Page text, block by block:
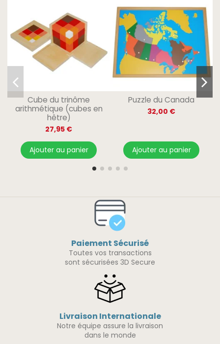
Cube du trinôme
arithmétique (cubes en
hêtre)
27,95 €
Ajouter au panier
Puzzle du Canada
32,00 €
Ajouter au panier
Paiement Sécurisé
Toutes vos transactions
sont sécurisées 3D Secure
Livraison Internationale
Notre équipe assure la livraison
dans le monde